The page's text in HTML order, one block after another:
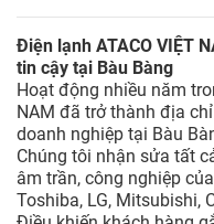
Điện lạnh ATACO VIỆT
tin cậy tại Bàu Bàng
Hoạt động nhiều năm
NAM đã trở thành địa
doanh nghiệp tại Bàu
Chúng tôi nhận sửa tất
âm trần, công nghiệp
Toshiba, LG, Mitsubishi,